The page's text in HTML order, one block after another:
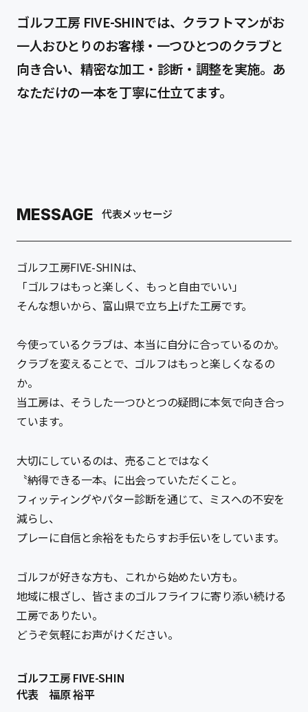
ゴルフ工房 FIVE-SHIN
〒933-0827
富山県高岡市泉が丘 3300-57 福原ビル１階
TEL 070-8998-0902
アクセス・店舗情報
（日曜）
お問い合わせ
プライバシーポリシー
ゴルフ工房 FIVE-SHINでは、クラフトマンがお
一人おひとりのお客様・一つひとつのクラブと
向き合い、精密な加工・診断・調整を実施。あ
なただけの一本を丁寧に仕立てます。
MESSAGE 代表メッセージ
ゴルフ工房FIVE-SHINは、
「ゴルフはもっと楽しく、もっと自由でいい」
そんな想いから、富山県で立ち上げた工房です。
今使っているクラブは、本当に自分に合っているのか。
クラブを変えることで、ゴルフはもっと楽しくなるの
か。
当工房は、そうした一つひとつの疑問に本気で向き合っ
ています。
大切にしているのは、売ることではなく
〝納得できる一本〟に出会っていただくこと。
フィッティングやパター診断を通じて、ミスへの不安を
減らし、
プレーに自信と余裕をもたらすお手伝いをしています。
ゴルフが好きな方も、これから始めたい方も。
地域に根ざし、皆さまのゴルフライフに寄り添い続ける
工房でありたい。
どうぞ気軽にお声がけください。
ゴルフ工房 FIVE-SHIN
代表 福原 裕平